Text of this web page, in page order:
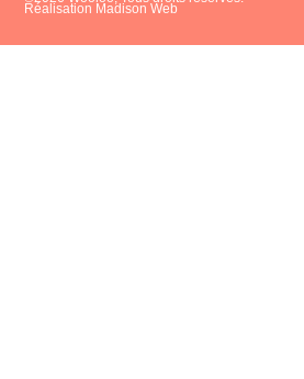
Réalisation Madison Web